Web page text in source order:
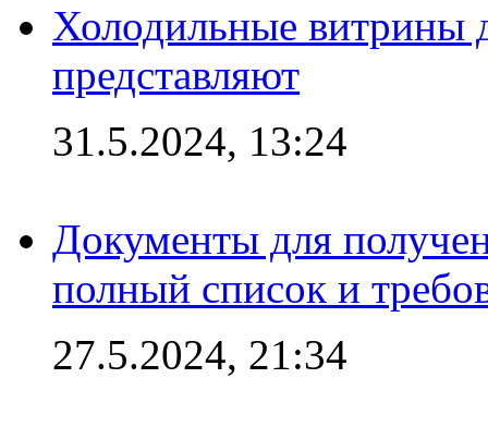
Холодильные витрины
представляют
31.5.2024, 13:24
Документы для
полный список и
27.5.2024, 21:34